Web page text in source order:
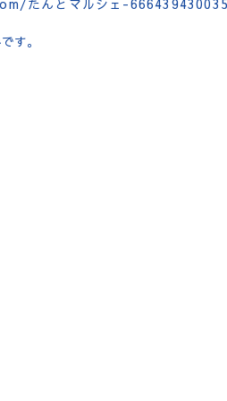
たんとマルシェ-
す。